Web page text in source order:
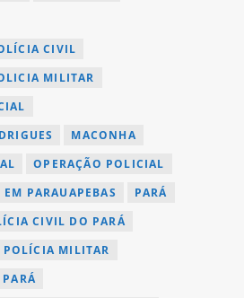
CIVIL
MILITAR
MACONHA
OPERAÇÃO POLICIAL
PARAUAPEBAS
PARÁ
CIVIL DO PARÁ
POLÍCIA MILITAR